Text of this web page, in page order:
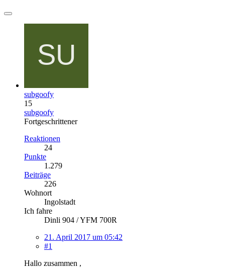
subgoofy
15
subgoofy
Fortgeschrittener
Reaktionen
24
Punkte
1.279
Beiträge
226
Wohnort
Ingolstadt
Ich fahre
Dinli 904 / YFM 700R
21. April 2017 um 05:42
#1
Hallo zusammen ,